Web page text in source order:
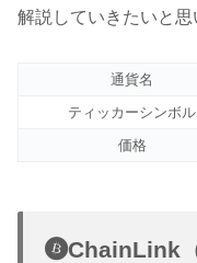
解説していきたいと思
通貨名
ティッカーシンボル
価格
ChainLink